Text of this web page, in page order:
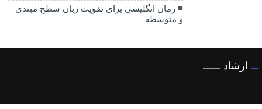
رمان‌ انگلیسی برای تقویت زبان سطح مبتدی
و متوسطه
ارشاد